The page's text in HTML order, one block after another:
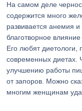
На самом деле
содержится много
развивается анемия
благотворное
Его любят диетологи,
современных диетах.
улучшению работы
от запоров. Можно
многим женщинам